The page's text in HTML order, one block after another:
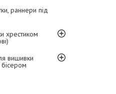
раннери під
хрестиком
вишивки